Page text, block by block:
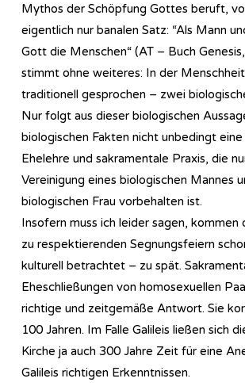
Mythos der Schöpfung Gottes beruft,
eigentlich nur banalen Satz: “Als Mann
Gott die Menschen“ (AT – Buch
stimmt ohne weiteres: In der
traditionell gesprochen – zwei
Nur folgt aus dieser biologischen
biologischen Fakten nicht unbedingt
Ehelehre und sakramentale Praxis, die
Vereinigung eines biologischen Mannes
biologischen Frau vorbehalten ist.
Insofern muss ich leider sagen, kommen
zu respektierenden Segnungsfeiern
kulturell betrachtet – zu spät.
Eheschließungen von homosexuellen
richtige und zeitgemäße Antwort. Sie
100 Jahren. Im Falle Galileis ließen sich
Kirche ja auch 300 Jahre Zeit für eine
Galileis richtigen Erkenntnissen.